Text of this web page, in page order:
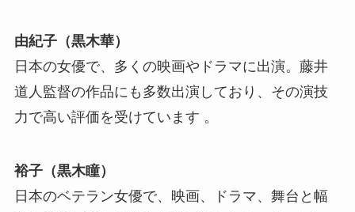
由紀子（黒木華）
日本の女優で、多くの映画やドラマに出演。藤井
道人監督の作品にも多数出演しており、その演技
力で高い評価を受けています​ ​。
裕子（黒木瞳）
日本のベテラン女優で、映画、ドラマ、舞台と幅